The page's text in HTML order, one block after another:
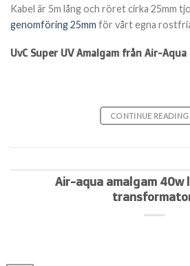
Kabel är 5m lång och röret cirka 25mm
genomföring 25mm för vårt egna
UvC Super UV Amalgam från Air-Aqua
CONTINUE READING
Air-aqua amalgam 40w